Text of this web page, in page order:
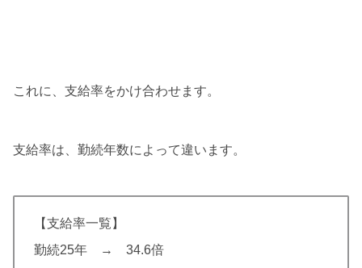
これに、支給率をかけ合わせます。
支給率は、勤続年数によって違います。
【支給率一覧】
勤続25年 → 34.6倍